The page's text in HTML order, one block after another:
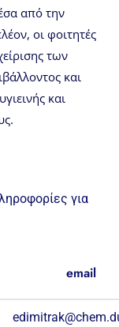
από την
οι φοιτητές
των
και
και
για
email